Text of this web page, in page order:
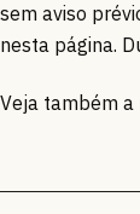
sem aviso
nesta página.
Veja também a